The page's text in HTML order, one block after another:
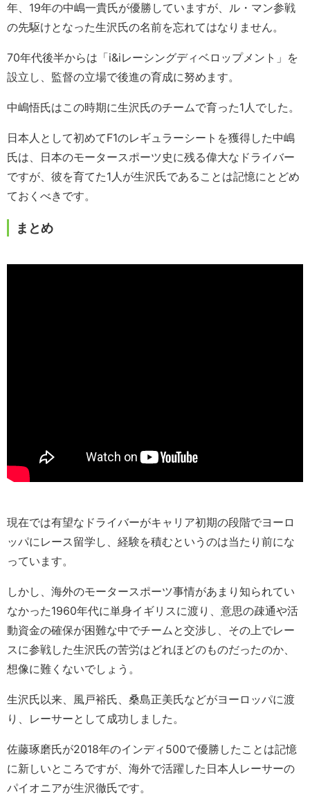
年、19年の中嶋一貴氏が優勝していますが、ル・マン参戦
の先駆けとなった生沢氏の名前を忘れてはなりません。
70年代後半からは「i&iレーシングディベロップメント」を
設立し、監督の立場で後進の育成に努めます。
中嶋悟氏はこの時期に生沢氏のチームで育った1人でした。
日本人として初めてF1のレギュラーシートを獲得した中嶋
氏は、日本のモータースポーツ史に残る偉大なドライバー
ですが、彼を育てた1人が生沢氏であることは記憶にとどめ
ておくべきです。
まとめ
現在では有望なドライバーがキャリア初期の段階でヨーロ
ッパにレース留学し、経験を積むというのは当たり前にな
っています。
しかし、海外のモータースポーツ事情があまり知られてい
なかった1960年代に単身イギリスに渡り、意思の疎通や活
動資金の確保が困難な中でチームと交渉し、その上でレー
スに参戦した生沢氏の苦労はどれほどのものだったのか、
想像に難くないでしょう。
生沢氏以来、風戸裕氏、桑島正美氏などがヨーロッパに渡
り、レーサーとして成功しました。
佐藤琢磨氏が2018年のインディ500で優勝したことは記憶
に新しいところですが、海外で活躍した日本人レーサーの
パイオニアが生沢徹氏です。